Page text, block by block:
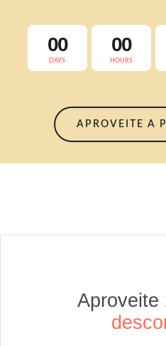
00
DAYS
00
HOURS
APROVEITE A
Aproveite